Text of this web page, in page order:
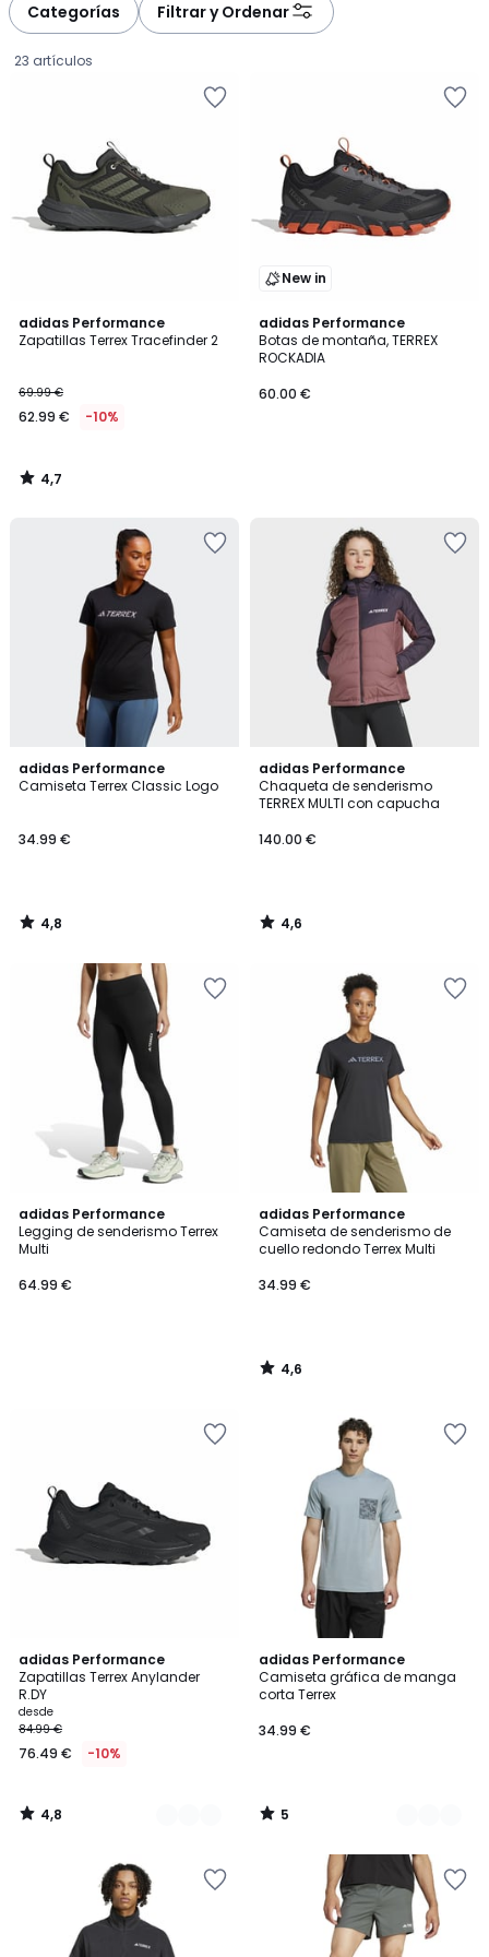
Categorías Filtrar y Ordenar
23 artículos
adidas Performance
Zapatillas Terrex Tracefinder 2
€
en
de
69.99
69.99 €
62.99 € -10%
4,7
/ 5
4,7
/
New in
adidas Performance
Botas de montaña, TERREX
ROCKADIA
60.00 €
adidas Performance
Camiseta Terrex Classic Logo
34.99 €
4,8
/ 5
4,8
/
adidas Performance
Chaqueta de senderismo
TERREX MULTI con capucha
140.00 €
4,6
/ 5
4,6
/
adidas Performance
Legging de senderismo Terrex
Multi
64.99 €
adidas Performance
Camiseta de senderismo de
cuello redondo Terrex Multi
34.99 €
4,6
/ 5
4,6
/
adidas Performance
Zapatillas Terrex Anylander
R.DY
desde
84.99 €
76.49 € -10%
4,8
/ 5
2
Colores
4,8
/
adidas Performance
Camiseta gráfica de manga
corta Terrex
34.99 €
5
/
5
2
Colores
5
/